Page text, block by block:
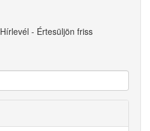
- Értesüljön friss